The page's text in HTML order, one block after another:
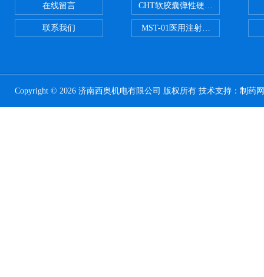
在线留言
联系我们
CHT软胶囊弹性硬度测试仪
MST-01医用注射器测试仪
Copyright © 2026 济南西奥机电有限公司 版权所有 技术支持： 制药网